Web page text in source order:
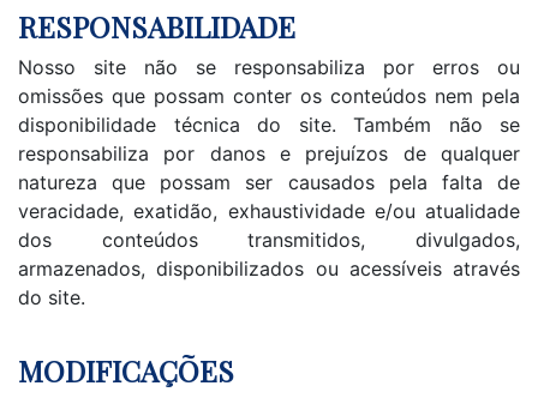
RESPONSABILIDADE
Nosso site não se responsabiliza por erros ou
omissões que possam conter os conteúdos nem pela
disponibilidade técnica do site. Também não se
responsabiliza por danos e prejuízos de qualquer
natureza que possam ser causados pela falta de
veracidade, exatidão, exhaustividade e/ou atualidade
dos conteúdos transmitidos, divulgados,
armazenados, disponibilizados ou acessíveis através
do site.
MODIFICAÇÕES